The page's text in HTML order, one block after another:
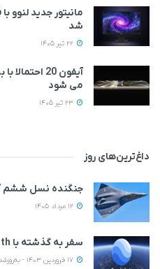
مانیتور جدید لنوو
شد
آیفون 20
می‌ شود
داغ‌ترین‌های روز
جنگنده نسل ششم F-47 در مسیر نخستین پرواز
سفر به گذشته با Google Earth